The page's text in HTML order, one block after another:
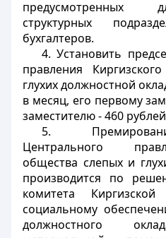
предусмотренных
структурных
бухгалтеров.
4. Установить
правления
глухих должностной
в месяц, его первому
заместителю - 460
5.
Центрального
общества слепых и
производится по
комитета
социальному
должностного